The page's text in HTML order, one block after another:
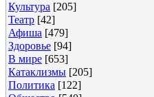
Культура [205]
Театр [42]
Афиша [479]
Здоровье [94]
В мире [653]
Катаклизмы [205]
Политика [122]